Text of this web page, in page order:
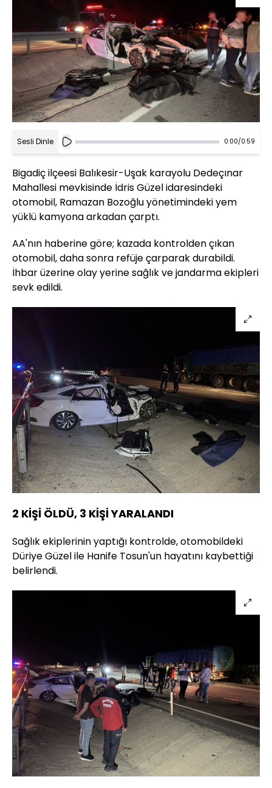
Sesli Dinle 0:00/0:59
Bigadiç ilçeesi Balıkesir-Uşak karayolu Dedeçınar
Mahallesi mevkisinde İdris Güzel idaresindeki
otomobil, Ramazan Bozoğlu yönetimindeki yem
yüklü kamyona arkadan çarptı.
AA'nın haberine göre; kazada kontrolden çıkan
otomobil, daha sonra refüje çarparak durabildi.
İhbar üzerine olay yerine sağlık ve jandarma ekipleri
sevk edildi.
2 KİŞİ ÖLDÜ, 3 KİŞİ YARALANDI
Sağlık ekiplerinin yaptığı kontrolde, otomobildeki
Düriye Güzel ile Hanife Tosun'un hayatını kaybettiği
belirlendi.